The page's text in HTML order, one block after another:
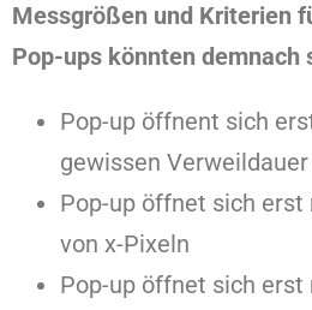
Messgrößen und Kriterien
Pop-ups könnten demnach
Pop-up öffnent sich
gewissen
Pop-up öffnet sich erst
von x-Pixeln
Pop-up öffnet sich erst